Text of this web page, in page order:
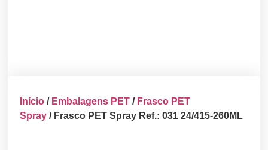
Início / Embalagens PET / Frasco PET
Spray / Frasco PET Spray Ref.: 031 24/415-260ML